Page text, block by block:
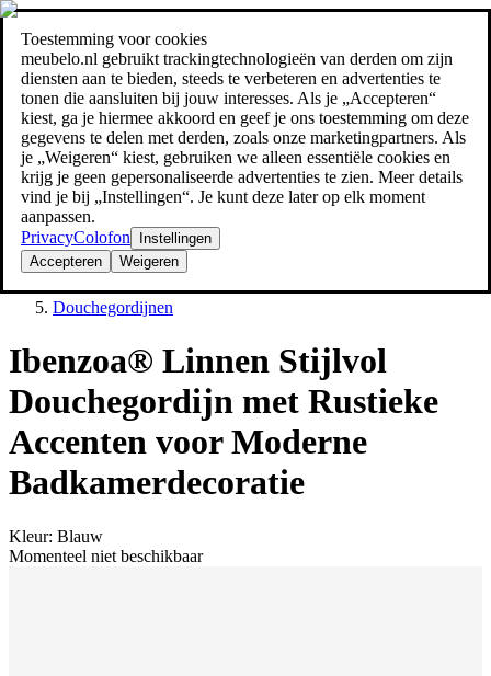
Toestemming voor cookies
meubelo.nl gebruikt trackingtechnologieën van derden om zijn
diensten aan te bieden, steeds te verbeteren en advertenties te
tonen die aansluiten bij jouw interesses. Als je „Accepteren“
kiest, ga je hiermee akkoord en geef je ons toestemming om deze
gegevens te delen met derden, zoals onze marketingpartners. Als
je „Weigeren“ kiest, gebruiken we alleen essentiële cookies en
krijg je geen gepersonaliseerde advertenties te zien. Meer details
vind je bij „Instellingen“. Je kunt deze later op elk moment
aanpassen.
PrivacyColofon
Instellingen
Accepteren
Weigeren
Zoeken
meubel jezelf de beste prijs!meubel jezelf de beste prijs!
Douches
Douchegordijnen
Ibenzoa® Linnen Stijlvol
Douchegordijn met Rustieke
Accenten voor Moderne
Badkamerdecoratie
Kleur: Blauw
Momenteel niet beschikbaar